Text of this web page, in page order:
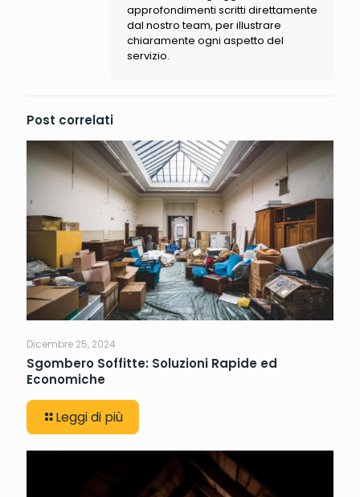
approfondimenti scritti direttamente
dal nostro team, per illustrare
chiaramente ogni aspetto del
servizio.
Post correlati
Dicembre 25, 2024
Sgombero Soffitte: Soluzioni Rapide ed
Economiche
Leggi di più